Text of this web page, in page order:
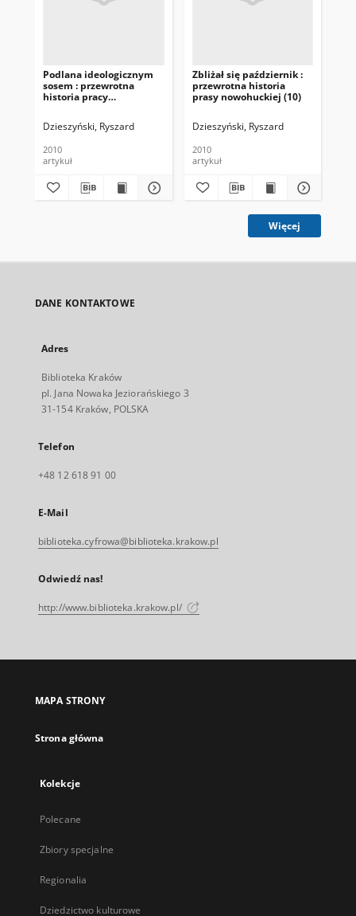
Podlana ideologicznym
sosem : przewrotna
historia pracy
Dzieszyński, Ryszard
2010
artykuł
Zbliżał się październik :
przewrotna historia
prasy nowohuckiej (10)
Dzieszyński, Ryszard
2010
artykuł
Więcej
DANE KONTAKTOWE
Adres
Biblioteka Kraków
pl. Jana Nowaka Jeziorańskiego 3
31-154 Kraków, POLSKA
Telefon
+48 12 618 91 00
E-Mail
biblioteka.cyfrowa@biblioteka.krakow.pl
Odwiedź nas!
http://www.biblioteka.krakow.pl/
MAPA STRONY
Strona główna
Kolekcje
Polecane
Zbiory specjalne
Regionalia
Dziedzictwo kulturowe